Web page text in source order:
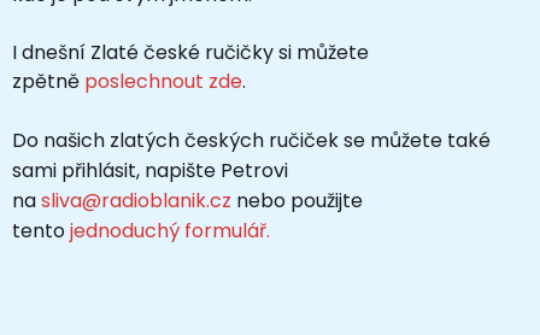
I dnešní Zlaté české ručičky si můžete
zpětně poslechnout zde.
Do našich zlatých českých ručiček se můžete také
sami přihlásit, napište Petrovi
nasliva@radioblanik.cz nebo použijte
tentojednoduchý formulář.